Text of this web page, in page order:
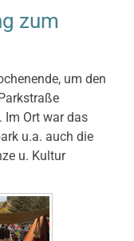
zum
um den
Im Ort war das
u.a. auch die
u. Kultur